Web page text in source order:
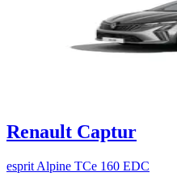
Renault Captur
esprit Alpine TCe 160 EDC